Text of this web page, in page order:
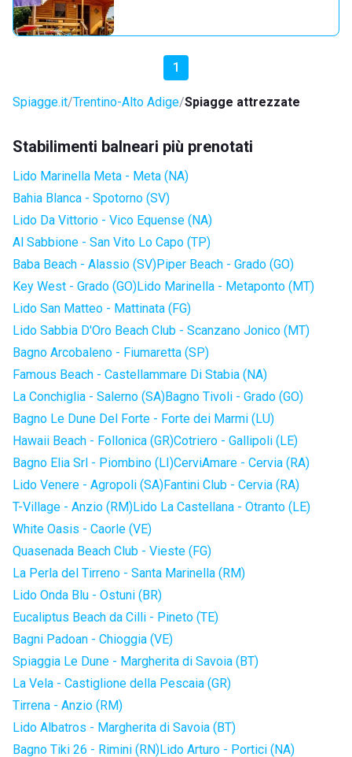
1
Spiagge.it Trentino-Alto Adige Spiagge attrezzate
Stabilimenti balneari più prenotati
Lido Marinella Meta - Meta (NA)
Bahia Blanca - Spotorno (SV)
Lido Da Vittorio - Vico Equense (NA)
Al Sabbione - San Vito Lo Capo (TP)
Baba Beach - Alassio (SV)Piper Beach - Grado (GO)
Key West - Grado (GO)Lido Marinella - Metaponto (MT)
Lido San Matteo - Mattinata (FG)
Lido Sabbia D'Oro Beach Club - Scanzano Jonico (MT)
Bagno Arcobaleno - Fiumaretta (SP)
Famous Beach - Castellammare Di Stabia (NA)
La Conchiglia - Salerno (SA)Bagno Tivoli - Grado (GO)
Bagno Le Dune Del Forte - Forte dei Marmi (LU)
Hawaii Beach - Follonica (GR)Cotriero - Gallipoli (LE)
Bagno Elia Srl - Piombino (LI)CerviAmare - Cervia (RA)
Lido Venere - Agropoli (SA)Fantini Club - Cervia (RA)
T-Village - Anzio (RM)Lido La Castellana - Otranto (LE)
White Oasis - Caorle (VE)
Quasenada Beach Club - Vieste (FG)
La Perla del Tirreno - Santa Marinella (RM)
Lido Onda Blu - Ostuni (BR)
Eucaliptus Beach da Cilli - Pineto (TE)
Bagni Padoan - Chioggia (VE)
Spiaggia Le Dune - Margherita di Savoia (BT)
La Vela - Castiglione della Pescaia (GR)
Tirrena - Anzio (RM)
Lido Albatros - Margherita di Savoia (BT)
Bagno Tiki 26 - Rimini (RN)Lido Arturo - Portici (NA)